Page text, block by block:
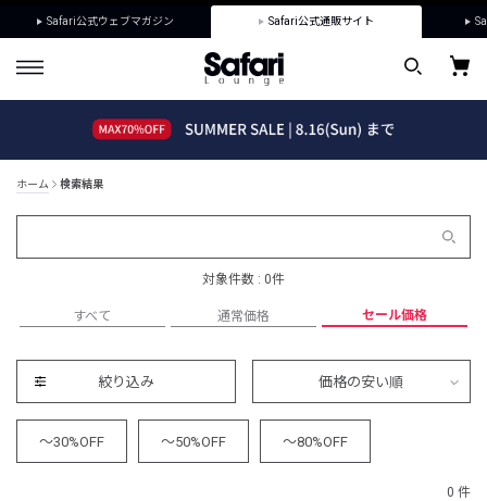
Safari公式ウェブマガジン Safari公式通販サイト
ホーム 検索結果
対象件数 : 0件
すべて 通常価格 セール価格
絞り込み 価格の安い順
～30%OFF ～50%OFF ～80%OFF
0 件